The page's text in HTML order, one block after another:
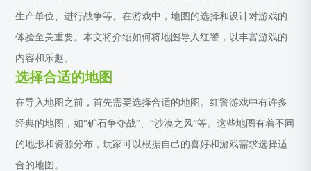
生产单位、进行战争等。在游戏中，地图的选择和设计对游戏的
体验至关重要。本文将介绍如何将地图导入红警，以丰富游戏的
内容和乐趣。
选择合适的地图
在导入地图之前，首先需要选择合适的地图。红警游戏中有许多
经典的地图，如“矿石争夺战”、“沙漠之风”等。这些地图有着不同
的地形和资源分布，玩家可以根据自己的喜好和游戏需求选择适
合的地图。